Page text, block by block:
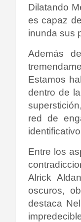
Dilatando
es capaz
inunda sus
Además
Estamos
dentro de
red de
Entre los
Alrick
oscuros,
destaca